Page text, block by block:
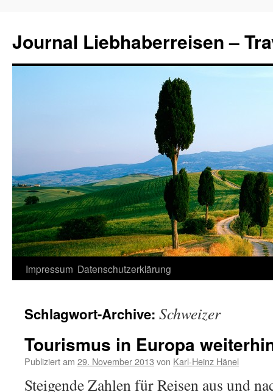
Journal Liebhaberreisen –
Zum
springen
Impressum Datenschutzerklärung
Schlagwort-Archive: Schweizer
Tourismus in Europa
Publiziert am 29. November 2013 von Karl-Heinz Hänel
Steigende Zahlen für Reisen aus und